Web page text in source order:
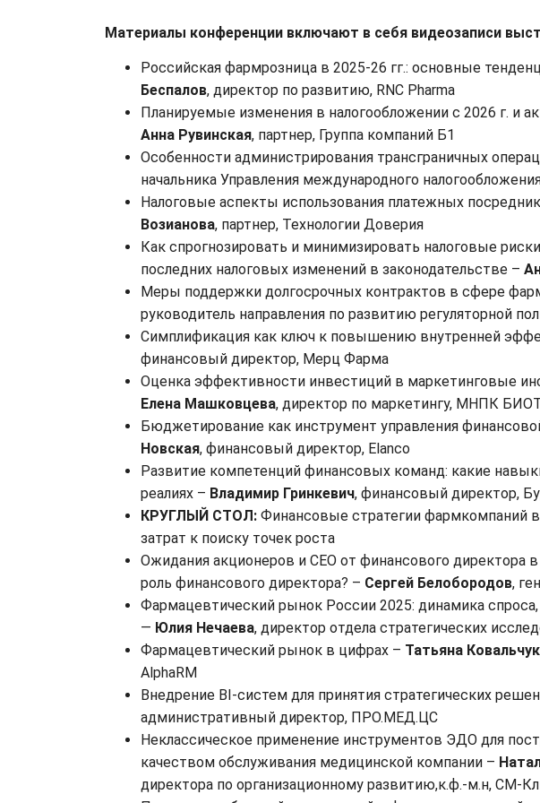
Материалы конференции включают в себя видеозаписи
Российская фармрозница в 2025-26 гг.: основные
Беспалов, директор по развитию, RNC Pharma
Планируемые изменения в налогообложении с 2026 г. и
Анна Рувинская, партнер, Группа компаний Б1
Особенности администрирования трансграничных
начальника Управления международного
Налоговые аспекты использования платежных
Возианова, партнер, Технологии Доверия
Как спрогнозировать и минимизировать налоговые
последних налоговых изменений в законодательстве –
Меры поддержки долгосрочных контрактов в сфере
руководитель направления по развитию регуляторной
Симплификация как ключ к повышению внутренней
финансовый директор, Мерц Фарма
Оценка эффективности инвестиций в маркетинговые
Елена Машковцева, директор по маркетингу, МНПК
Бюджетирование как инструмент управления
Новская, финансовый директор, Elanco
Развитие компетенций финансовых команд: какие
реалиях – Владимир Гринкевич, финансовый директор,
КРУГЛЫЙ СТОЛ: Финансовые стратегии фармкомпаний
затрат к поиску точек роста
Ожидания акционеров и CEO от финансового директора
роль финансового директора? – Сергей Белобородов,
Фармацевтический рынок России 2025: динамика
— Юлия Нечаева, директор отдела стратегических
Фармацевтический рынок в цифрах – Татьяна Ковальчук
AlphaRM
Внедрение BI-систем для принятия стратегических
административный директор, ПРО.МЕД.ЦС
Неклассическое применение инструментов ЭДО для
качеством обслуживания медицинской компании –
директора по организационному развитию,к.ф.-м.н, СМ-